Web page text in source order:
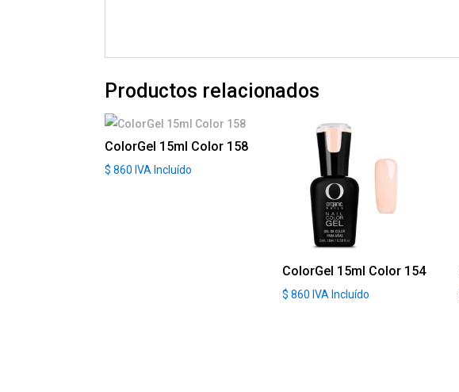
Productos relacionados
ColorGel 15ml Color 158
$ 860 IVA Incluído
ColorGel 15ml Color 154
$ 860 IVA Incluído